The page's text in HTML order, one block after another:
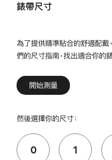
錶帶尺寸
為了提供精準貼合的舒適配戴
們的尺寸指南，找出適合你的
開始測量
然後選擇你的尺寸：
0 1